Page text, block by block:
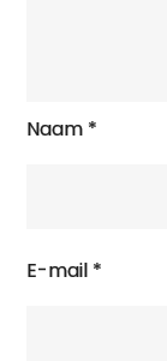
Naam *
E-mail *